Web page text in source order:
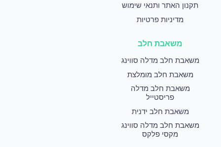
תקנון האתר ותנאי שימוש
מדיניות פרטיות
משאבת חלב
משאבת חלב מדלה סווינג
משאבת חלב מומלצת
משאבת חלב מדלה
פריסטייל
משאבת חלב ידנית
משאבת חלב מדלה סווינג
מקסי פלקס